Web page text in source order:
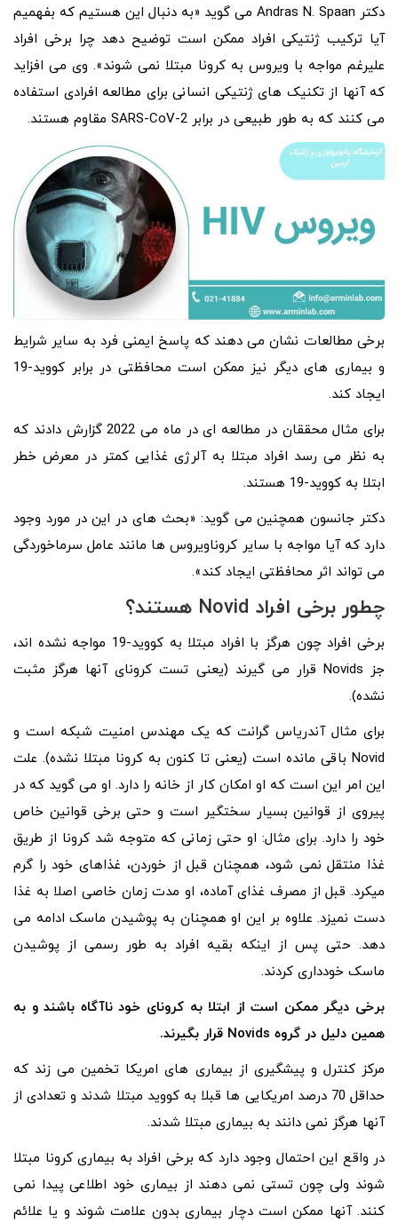
دکتر Andras N. Spaan می گوید «به دنبال این هستیم که بفهمیم
آیا ترکیب ژنتیکی افراد ممکن است توضیح دهد چرا برخی افراد
علیرغم مواجه با ویروس به کرونا مبتلا نمی شوند». وی می افزاید
که آنها از تکنیک های ژنتیکی انسانی برای مطالعه افرادی استفاده
می کنند که به طور طبیعی در برابر SARS-CoV-2 مقاوم هستند.
برخی مطالعات نشان می دهند که پاسخ ایمنی فرد به سایر شرایط
و بیماری های دیگر نیز ممکن است محافظتی در برابر کووید-19
ایجاد کند.
برای مثال محققان در مطالعه ای در ماه می 2022 گزارش دادند که
به نظر می رسد افراد مبتلا به آلرژی غذایی کمتر در معرض خطر
ابتلا به کووید-19 هستند.
دکتر جانسون همچنین می گوید: «بحث های در این در مورد وجود
دارد که آیا مواجه با سایر کروناویروس ها مانند عامل سرماخوردگی
می تواند اثر محافظتی ایجاد کند».
چطور برخی افراد Novid هستند؟
برخی افراد چون هرگز با افراد مبتلا به کووید-19 مواجه نشده اند،
جز Novids قرار می گیرند (یعنی تست کرونای آنها هرگز مثبت
نشده).
برای مثال آندریاس گرانت که یک مهندس امنیت شبکه است و
Novid باقی مانده است (یعنی تا کنون به کرونا مبتلا نشده). علت
این امر این است که او امکان کار از خانه را دارد. او می گوید که در
پیروی از قوانین بسیار سختگیر است و حتی برخی قوانین خاص
خود را دارد. برای مثال: او حتی زمانی که متوجه شد کرونا از طریق
غذا منتقل نمی شود، همچنان قبل از خوردن، غذاهای خود را گرم
میکرد. قبل از مصرف غذای آماده، او مدت زمان خاصی اصلا به غذا
دست نمیزد. علاوه بر این او همچنان به پوشیدن ماسک ادامه می
دهد. حتی پس از اینکه بقیه افراد به طور رسمی از پوشیدن
ماسک خودداری کردند.
برخی دیگر ممکن است از ابتلا به کرونای خود ناآگاه باشند و به
همین دلیل در گروه Novids قرار بگیرند.
مرکز کنترل و پیشگیری از بیماری های امریکا تخمین می زند که
حداقل 70 درصد امریکایی ها قبلا به کووید مبتلا شدند و تعدادی از
آنها هرگز نمی دانند به بیماری مبتلا شدند.
در واقع این احتمال وجود دارد که برخی افراد به بیماری کرونا مبتلا
شوند ولی چون تستی نمی دهند از بیماری خود اطلاعی پیدا نمی
کنند. آنها ممکن است دچار بیماری بدون علامت شوند و یا علائم